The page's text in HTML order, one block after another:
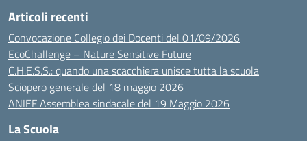
Articoli recenti
Convocazione Collegio dei Docenti del 01/09/2026
EcoChallenge – Nature Sensitive Future
C.H.E.S.S.: quando una scacchiera unisce tutta la scuola
Sciopero generale del 18 maggio 2026
ANIEF Assemblea sindacale del 19 Maggio 2026
La Scuola